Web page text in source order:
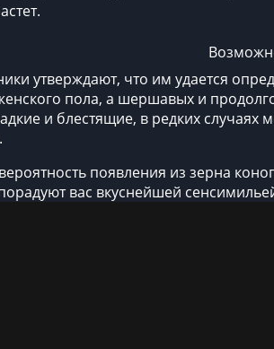
утверждают, что им удается
пола, а шершавых и
и блестящие, в редких
появления из зерна
вас вкуснейшей